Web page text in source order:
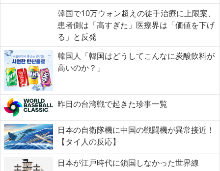
韓国で10万ウォン超えの徒手治療に上限案、
患者側は「高すぎた」医療界は「価値を下げ
る」と反発
韓国人「韓国はどうしてこんなに炭酸飲料が
高いのか？」
昨日の台湾戦で起きた珍事一覧
日本の自衛隊機に中国の戦闘機が異常接近！
【タイ人の反応】
日本が江戸時代に鎖国しなかった世界線